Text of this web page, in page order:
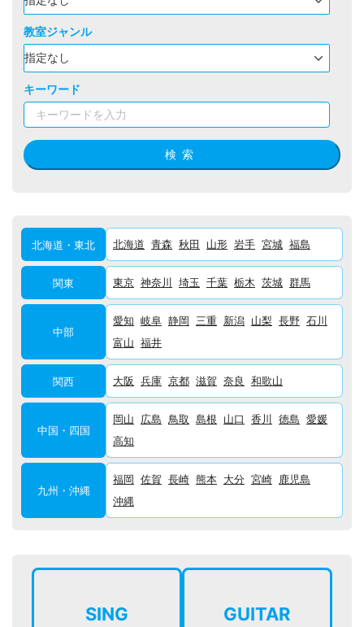
教室ジャンル
キーワード
検索
北海道・東北 北海道 青森 秋田 山形 岩手 宮城 福島
関東 東京 神奈川 埼玉 千葉 栃木 茨城 群馬
中部
愛知 岐阜 静岡 三重 新潟 山梨 長野 石川
富山 福井
関西 大阪 兵庫 京都 滋賀 奈良 和歌山
中国・四国
岡山 広島 鳥取 島根 山口 香川 徳島 愛媛
高知
九州・沖縄
福岡 佐賀 長崎 熊本 大分 宮崎
鹿児島
沖縄
SING GUITAR